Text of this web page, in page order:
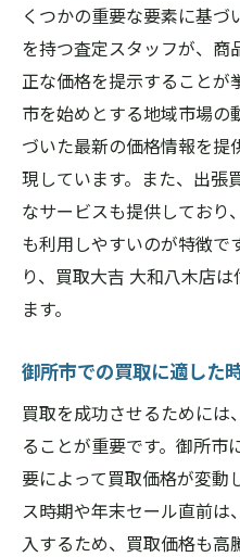
買取大吉大和八
て賢く売る
御所市で買取依
ステップ
買取大吉大和八
しよう
御所市での買取
買取大吉大和八
すすめポイント
買取大吉大和八木店
ムーズに
買取大吉大和八
ス
御所市での買取
備
くつかの重要な要素に基づ
を持つ査定スタッフが、商
正な価格を提示することが
市を始めとする地域市場の
づいた最新の価格情報を提
現しています。また、出張
なサービスも提供しており
も利用しやすいのが特徴で
り、買取大吉 大和八木店
ます。
御所市での買取に適した
買取を成功させるためには
ることが重要です。御所市
要によって買取価格が変動
ス時期や年末セール直前
入するため、買取価格も高